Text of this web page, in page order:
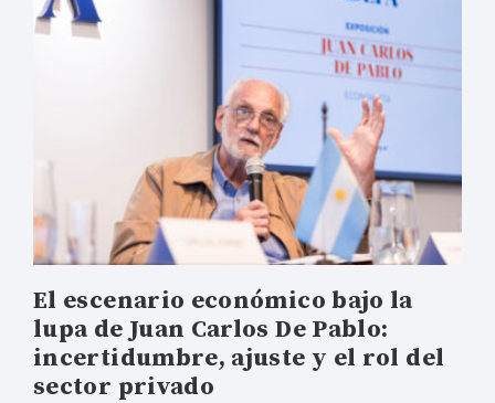
El escenario económico bajo la
lupa de Juan Carlos De Pablo:
incertidumbre, ajuste y el rol del
sector privado